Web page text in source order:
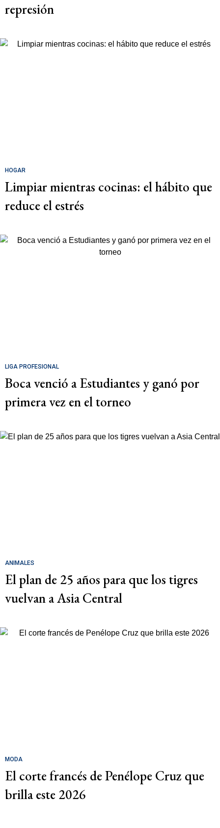
represión
HOGAR
Limpiar mientras cocinas: el hábito que
reduce el estrés
LIGA PROFESIONAL
Boca venció a Estudiantes y ganó por
primera vez en el torneo
ANIMALES
El plan de 25 años para que los tigres
vuelvan a Asia Central
MODA
El corte francés de Penélope Cruz que
brilla este 2026